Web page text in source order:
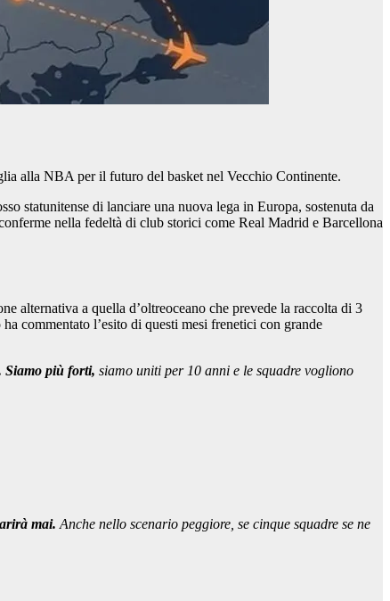
alla NBA per il futuro del basket nel Vecchio Continente.
statunitense di lanciare una nuova lega in Europa, sostenuta da
nella fedeltà di club storici come Real Madrid e Barcellona
alternativa a quella d’oltreoceano che prevede la raccolta di 3
commentato l’esito di questi mesi frenetici con grande
Siamo più forti, siamo uniti per 10 anni e le squadre vogliono
mai. Anche nello scenario peggiore, se cinque squadre se ne